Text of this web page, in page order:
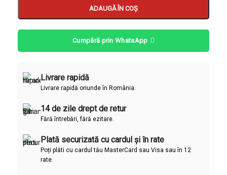
ADAUGĂ ÎN COȘ
Cumpără prin WhatsApp
Livrare rapidă
Livrare rapidă oriunde în România.
14 de zile drept de retur
Fără întrebări, fără ezitare.
Plată securizată cu cardul și în rate
Poți plăti cu cardul tău MasterCard sau Visa sau în 12
rate.